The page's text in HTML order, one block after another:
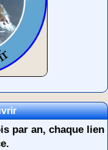
par an, chaque lien